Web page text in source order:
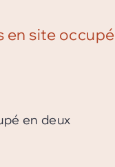
en site occupé
en deux